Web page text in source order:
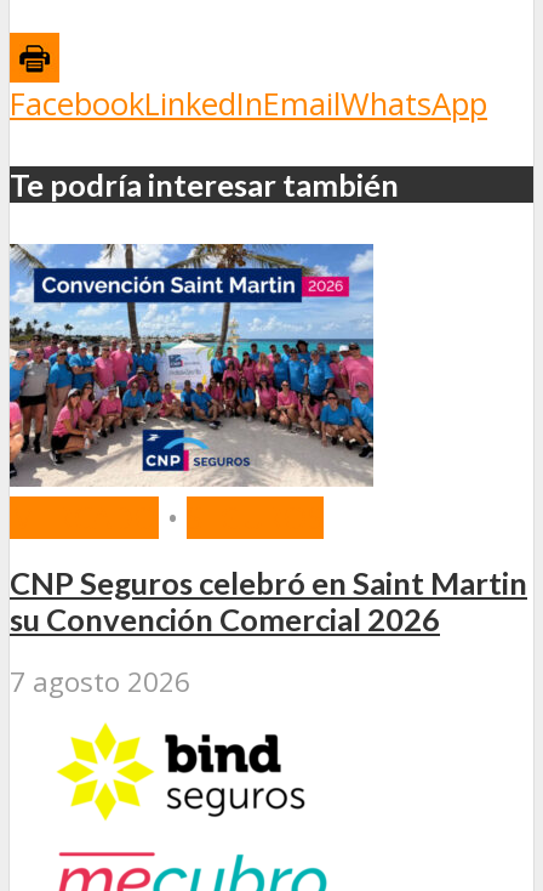
FacebookLinkedInEmailWhatsApp
Te podría interesar también
•
CNP Seguros celebró en Saint Martin
su Convención Comercial 2026
7 agosto 2026